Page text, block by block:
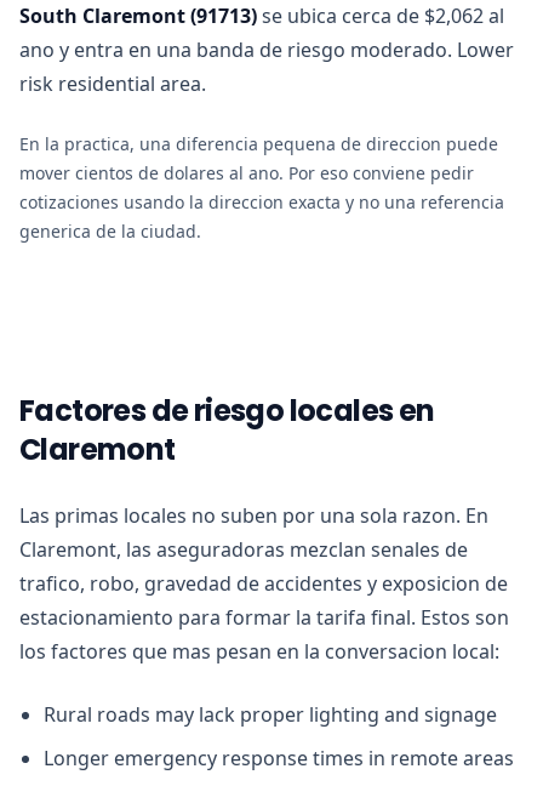
South Claremont(91713)se ubica cerca de $2,062 al
ano y entra en una banda de riesgo moderado. Lower
risk residential area.
En la practica, una diferencia pequena de direccion puede
mover cientos de dolares al ano. Por eso conviene pedir
cotizaciones usando la direccion exacta y no una referencia
generica de la ciudad.
Factores de riesgo locales en
Claremont
Las primas locales no suben por una sola razon. En
Claremont, las aseguradoras mezclan senales de
trafico, robo, gravedad de accidentes y exposicion de
estacionamiento para formar la tarifa final. Estos son
los factores que mas pesan en la conversacion local:
Rural roads may lack proper lighting and signage
Longer emergency response times in remote areas